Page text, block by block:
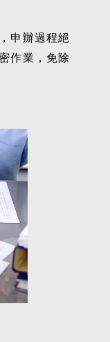
申辦過程絕
作業，免除